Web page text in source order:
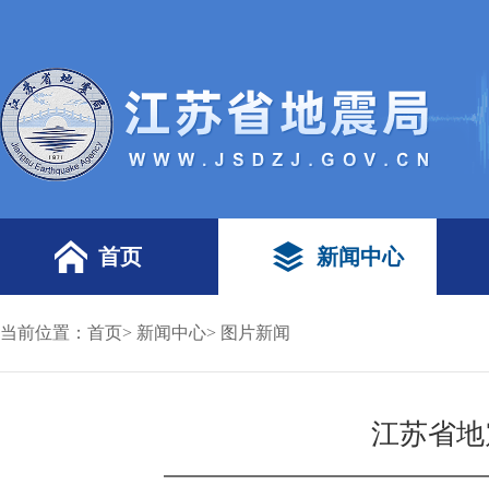
首页 新闻中心
当前位置： 首页> 新闻中心> 图片新闻
江苏省